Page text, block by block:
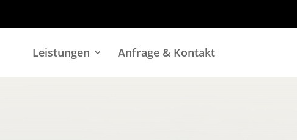
Leistungen Anfrage & Kontakt